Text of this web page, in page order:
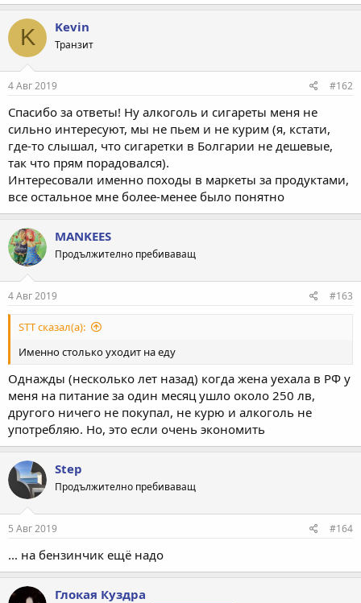
K Kevin
Транзит
4 Авг 2019 #162
Спасибо за ответы! Ну алкоголь и сигареты меня не
сильно интересуют, мы не пьем и не курим (я, кстати,
где-то слышал, что сигаретки в Болгарии не дешевые,
так что прям порадовался).
Интересовали именно походы в маркеты за продуктами,
все остальное мне более-менее было понятно
MANKEES
Продължително пребиваващ
4 Авг 2019 #163
STT сказал(а):
Именно столько уходит на еду
Однажды (несколько лет назад) когда жена уехала в РФ у
меня на питание за один месяц ушло около 250 лв,
другого ничего не покупал, не курю и алкоголь не
употребляю. Но, это если очень экономить
Step
Продължително пребиваващ
5 Авг 2019 #164
... на бензинчик ещё надо
Глокая Куздра